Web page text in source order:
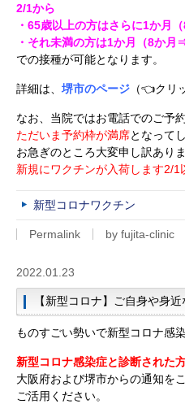
2/1から
・65歳以上の方はさらに1か月
・それ未満の方は1か月（8か月
での接種が可能となります。
詳細は、 堺市のページ （👈クリ
なお、当院ではお電話でのご予
ただいま予約枠が満席となって
お急ぎのところ大変申し訳あり
新規にワクチンが入荷します2/1
新型コロナワクチン
Permalink by fujita-clinic
2022.01.23
【新型コロナ】ご自身や身
ものすごい勢いで新型コロナ感
新型コロナ感染症と診断された
大阪府および堺市からの通知を
ご活用ください。